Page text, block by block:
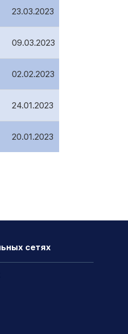
23.03.2023
09.03.2023
02.02.2023
24.01.2023
20.01.2023
сетях